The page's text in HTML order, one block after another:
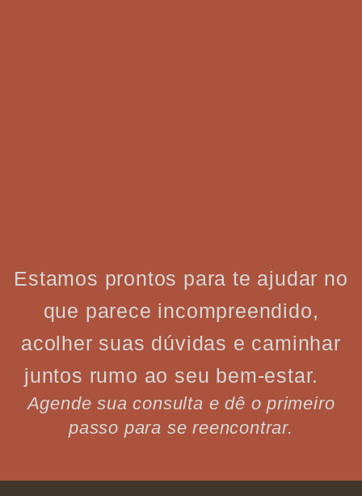
Estamos prontos para te ajudar no
que parece incompreendido,
acolher suas dúvidas e caminhar
juntos rumo ao seu bem-estar.
Agende sua consulta e dê o primeiro
passo para se reencontrar.